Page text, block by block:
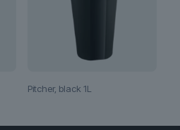
Pitcher, black 1L